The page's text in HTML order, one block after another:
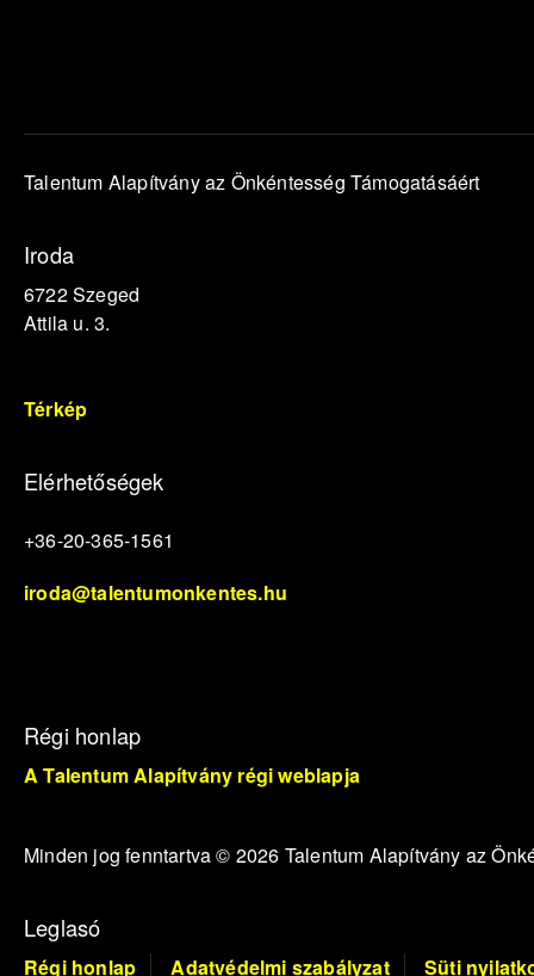
Talentum Alapítvány az Önkéntesség Támogatásáért
Iroda
6722 Szeged
Attila u. 3.
Térkép
Elérhetőségek
+36-20-365-1561
iroda@talentumonkentes.hu
Régi honlap
A Talentum Alapítvány régi weblapja
Minden jog fenntartva © 2026 Talentum Alapítvány az
Leglasó
Régi honlap Adatvédelmi szabályzat Süti